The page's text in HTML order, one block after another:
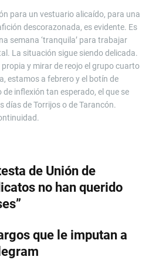
para un vestuario alicaído, para una
descorazonada, es evidente. Es
semana ‘tranquila’ para trabajar
La situación sigue siendo delicada.
y mirar de reojo el grupo cuarto
estamos a febrero y el botín de
inflexión tan esperado, el que se
de Torrijos o de Tarancón.
de Unión de
no han querido
que le imputan a